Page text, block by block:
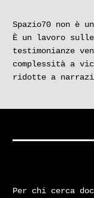
Spazio70 non è
È un lavoro
testimonianze
complessità a
ridotte a
Per chi cerca